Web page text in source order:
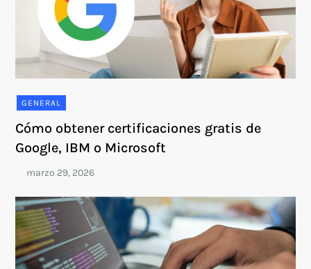
GENERAL
Cómo obtener certificaciones gratis de
Google, IBM o Microsoft